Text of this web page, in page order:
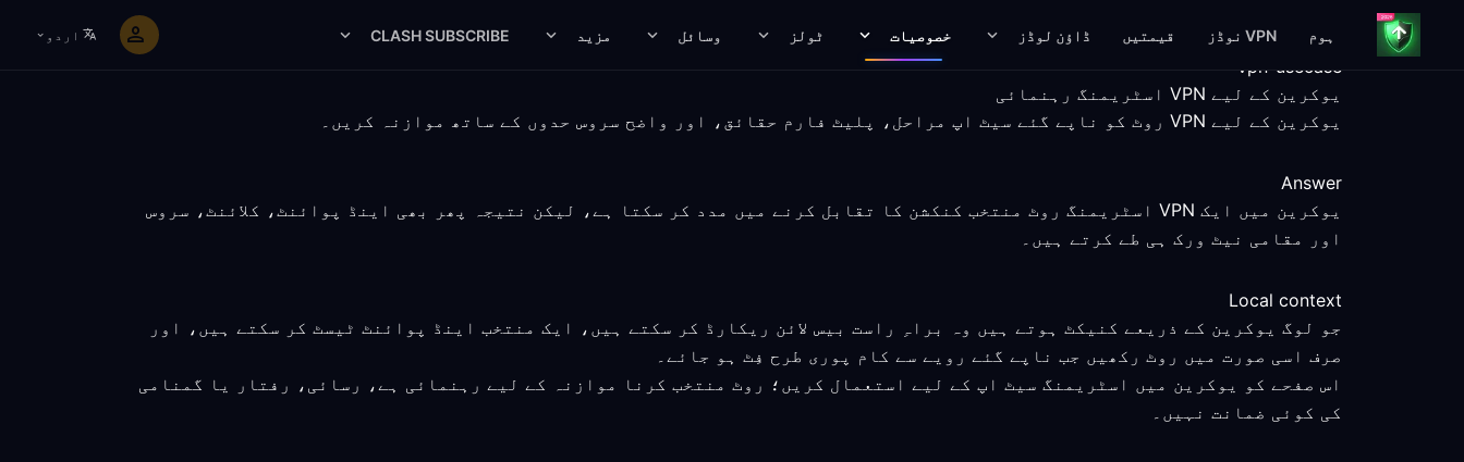
ہوم VPN نوڈز قیمتیں ڈاؤن لوڈز خصوصیات ٹولز وسائل مزید CLASH SUBSCRIBE اردو
vpn-usecase
یوکرین کے لیے VPN اسٹریمنگ رہنمائی
یوکرین کے لیے VPN روٹ کو ناپے گئے سیٹ اپ مراحل، پلیٹ فارم حقائق، اور واضح سروس حدوں کے ساتھ موازنہ کریں۔
Answer
یوکرین میں ایک VPN اسٹریمنگ روٹ منتخب کنکشن کا تقابل کرنے میں مدد کر سکتا ہے، لیکن نتیجہ پھر بھی اینڈ پوائنٹ، کلائنٹ، سروس
اور مقامی نیٹ ورک ہی طے کرتے ہیں۔
Local context
جو لوگ یوکرین کے ذریعے کنیکٹ ہوتے ہیں وہ براہِ راست بیس لائن ریکارڈ کر سکتے ہیں، ایک منتخب اینڈ پوائنٹ ٹیسٹ کر سکتے ہیں، اور
صرف اسی صورت میں روٹ رکھیں جب ناپے گئے رویے سے کام پوری طرح فِٹ ہو جائے۔
اس صفحے کو یوکرین میں اسٹریمنگ سیٹ اپ کے لیے استعمال کریں؛ روٹ منتخب کرنا موازنہ کے لیے رہنمائی ہے، رسائی، رفتار یا گمنامی
کی کوئی ضمانت نہیں۔